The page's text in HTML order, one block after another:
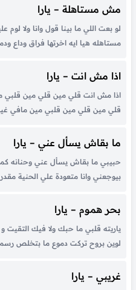
مشاعر تايهة في الزحمة طيبيتها سر...
مش مستاهلة – يارا
لو بعت اللي ما بينا قول وانا ولا
مستاهله هيا ايه اخرتها فراق وداع
اذا مش انت – يارا
اذا مش انت قلي مين قلي مين قلبي
قلي مين قلي مين قلبي مين مافي
ما بقاش يسأل عني – يارا
حبيبي ما بقاش يسأل عني وحنانه
بيوجعني وانا متعودة علي الحنية
غيابه ده انا قلبي وعيني...
بحر هموم – يارا
ياريته قلبي ما حبك ولا فيك
لوين بروح تركت دموع ما بتخلص
غريبي – يارا